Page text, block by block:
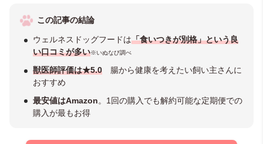
この記事の結論
ウェルネスドッグフードは「食いつきが別格」という良
い口コミが多い※いぬなび調べ
獣医師評価は★5.0 腸から健康を考えたい飼い主さんに
おすすめ
最安値はAmazon。1回の購入でも解約可能な定期便での
購入が最もお得